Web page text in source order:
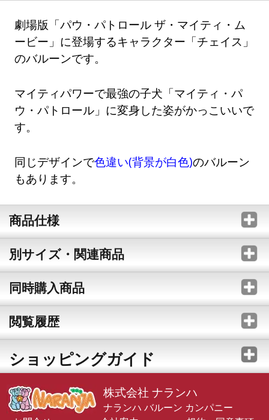
劇場版「パウ・パトロール ザ・マイティ・ム
ービー」に登場するキャラクター「チェイス」
のバルーンです。
マイティパワーで最強の子犬「マイティ・パ
ウ・パトロール」に変身した姿がかっこいいで
す。
同じデザインで色違い(背景が白色)のバルーン
もあります。
商品仕様
別サイズ・関連商品
同時購入商品
閲覧履歴
ショッピングガイド
株式会社 ナランハ
ナランハ バルーン カンパニー